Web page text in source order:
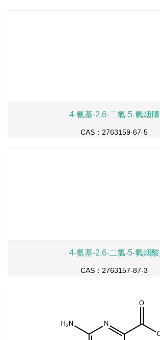
4-氨基-2,6-二氯-5-氟烟腈
CAS：2763159-67-5
4-氨基-2,6-二氯-5-氟烟酸
CAS：2763157-87-3